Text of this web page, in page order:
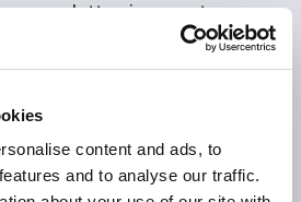
content and ads, to
and to analyse our traffic.
innovantes
au mouvement
de
d’atténuer les risques